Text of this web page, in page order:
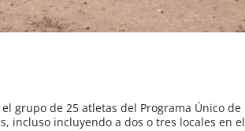
grupo de 25 atletas del Programa Único de
incluso incluyendo a dos o tres locales en el